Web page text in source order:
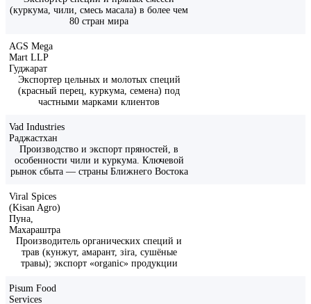
(куркума, чили, смесь масала) в более чем
80 стран мира
AGS Mega
Mart LLP
Гуджарат
Экспортер цельных и молотых специй
(красный перец, куркума, семена) под
частными марками клиентов
Vad Industries
Раджастхан
Производство и экспорт пряностей, в
особенности чили и куркума. Ключевой
рынок сбыта — страны Ближнего Востока
Viral Spices
(Kisan Agro)
Пуна,
Махараштра
Производитель органических специй и
трав (кунжут, амарант, зira, сушёные
травы); экспорт «organic» продукции
Pisum Food
Services